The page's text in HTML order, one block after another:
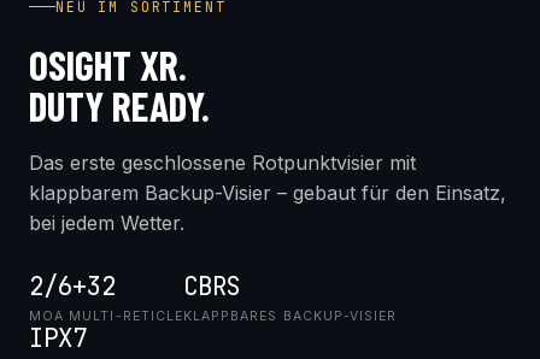
NEU IM SORTIMENT
OSIGHT XR.
DUTY READY.
Das erste geschlossene Rotpunktvisier mit
klappbarem Backup-Visier – gebaut für den Einsatz,
bei jedem Wetter.
2/6+32
MOA MULTI-RETICLE
CBRS
KLAPPBARES BACKUP-VISIER
IPX7